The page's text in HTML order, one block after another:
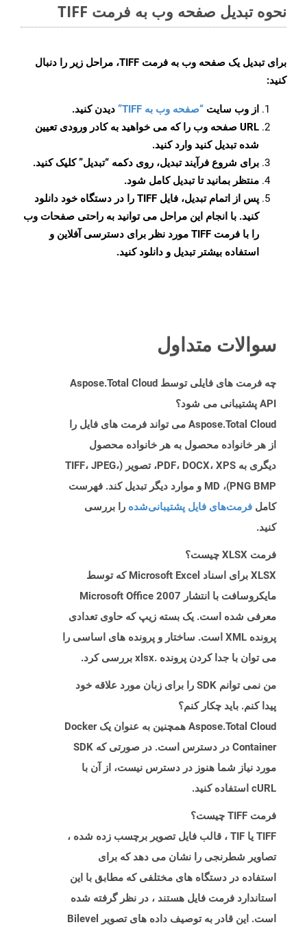
نحوه تبدیل صفحه وب به فرمت TIFF
برای تبدیل یک صفحه وب به فرمت TIFF، مراحل زیر را دنبال
کنید:
از وب سایت “صفحه وب به TIFF”
دیدن کنید.
URL صفحه وب را که می خواهید به کادر ورودی تعیین
شده تبدیل کنید وارد کنید.
برای شروع فرآیند تبدیل، روی دکمه “تبدیل” کلیک کنید.
منتظر بمانید تا تبدیل کامل شود.
پس از اتمام تبدیل، فایل TIFF را در دستگاه خود دانلود
کنید. با انجام این مراحل می توانید به راحتی صفحات وب
را با فرمت TIFF مورد نظر برای دسترسی آفلاین و
استفاده بیشتر تبدیل و دانلود کنید.
سوالات متداول
چه فرمت های فایلی توسط Aspose.Total Cloud
API پشتیبانی می شود؟
Aspose.Total Cloud می تواند فرمت های فایل را
از هر خانواده محصول به هر خانواده محصول
دیگری به PDF، DOCX، XPS، تصویر (TIFF، JPEG،
PNG BMP)، MD و موارد دیگر تبدیل کند. فهرست
کامل فرمت‌های فایل پشتیبانی‌شده را بررسی
کنید.
فرمت XLSX چیست؟
XLSX برای اسناد Microsoft Excel که توسط
مایکروسافت با انتشار Microsoft Office 2007
معرفی شده است. یک بسته زیپ که حاوی تعدادی
پرونده XML است. ساختار و پرونده های اساسی را
می توان با جدا کردن پرونده .xlsx بررسی کرد.
من نمی توانم SDK را برای زبان مورد علاقه خود
پیدا کنم. باید چکار کنم؟
Aspose.Total Cloud همچنین به عنوان یک Docker
Container در دسترس است. در صورتی که SDK
مورد نیاز شما هنوز در دسترس نیست، از آن با
cURL استفاده کنید.
فرمت TIFF چیست؟
TIFF یا TIF ، قالب فایل تصویر برچسب زده شده ،
تصاویر شطرنجی را نشان می دهد که برای
استفاده در دستگاه های مختلفی که مطابق با این
استاندارد فرمت فایل هستند ، در نظر گرفته شده
است. این قادر به توصیف داده های تصویر Bilevel